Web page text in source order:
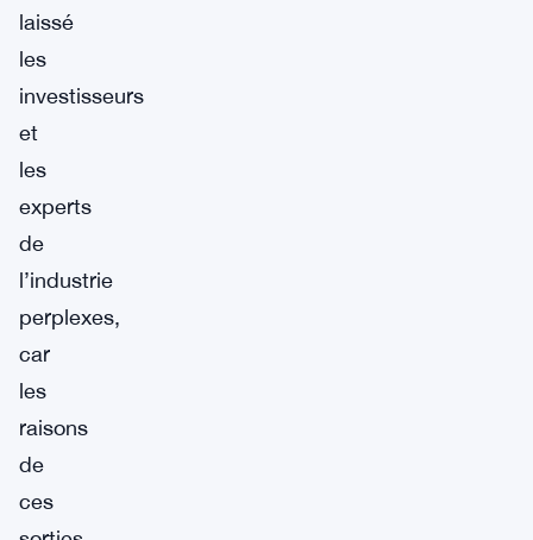
laissé
les
investisseurs
et
les
experts
de
l’industrie
perplexes,
car
les
raisons
de
ces